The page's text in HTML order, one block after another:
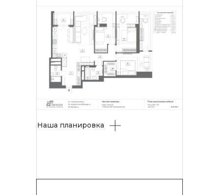
Наша планировка